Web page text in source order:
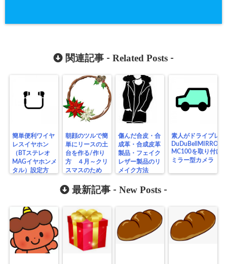
関連記事 - Related Posts -
簡単便利ワイヤ
レスイヤホン
（BTステレオ
MAGイヤホンメ
タル）設定方
朝顔のツルで簡
単にリースの土
台を作る/作り
方 ４月～クリ
スマスのため
傷んだ合皮・合
成革・合成皮革
製品・フェイク
レザー製品のリ
メイク方法
素人がドライブレコ
MC100を取り付け
ミラー型カメラ
最新記事 - New Posts -